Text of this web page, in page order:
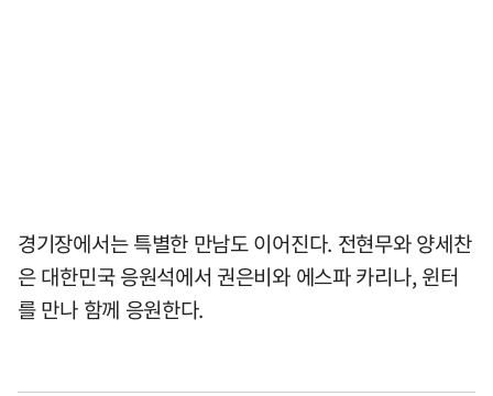
경기장에서는 특별한 만남도 이어진다. 전현무와 양세찬
은 대한민국 응원석에서 권은비와 에스파 카리나, 윈터
를 만나 함께 응원한다.